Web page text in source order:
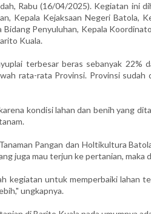
Rabu (16/04/2025). Kegiatan ini
Kepala Kejaksaan Negeri Batola,
Bidang Penyuluhan, Kepala
Kuala.
terbesar beras sebanyak 22%
rata-rata Provinsi. Provinsi
kondisi lahan dan benih yang
Pangan dan Holtikultura
juga mau terjun ke pertanian,
kegiatan untuk memperbaiki lahan
ungkapnya.